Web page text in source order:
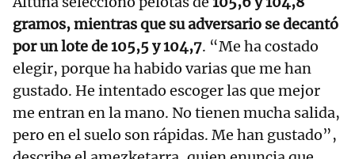
gramos, mientras que su adversario se decantó
por un lote de 105,5 y 104,7. “Me ha costado
elegir, porque ha habido varias que me han
gustado. He intentado escoger las que mejor
me entran en la mano. No tienen mucha salida,
pero en el suelo son rápidas. Me han gustado”,